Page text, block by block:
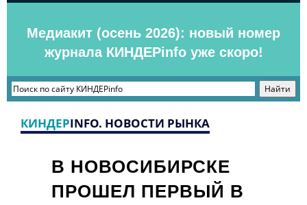
Медиакит (осень 2026): новый номер
журнала КИНДЕРinfo уже скоро!
КИНДЕРINFO. НОВОСТИ РЫНКА
В НОВОСИБИРСКЕ
ПРОШЕЛ ПЕРВЫЙ В